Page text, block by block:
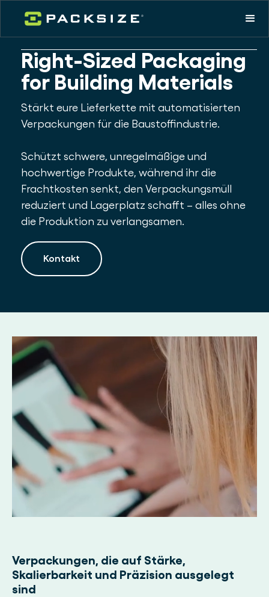
Right-Sized Packaging
for Building Materials
Stärkt eure Lieferkette mit automatisierten
Verpackungen für die Baustoffindustrie.
Schützt schwere, unregelmäßige und
hochwertige Produkte, während ihr die
Frachtkosten senkt, den Verpackungsmüll
reduziert und Lagerplatz schafft – alles ohne
die Produktion zu verlangsamen.
Kontakt
Verpackungen, die auf Stärke,
Skalierbarkeit und Präzision ausgelegt
sind